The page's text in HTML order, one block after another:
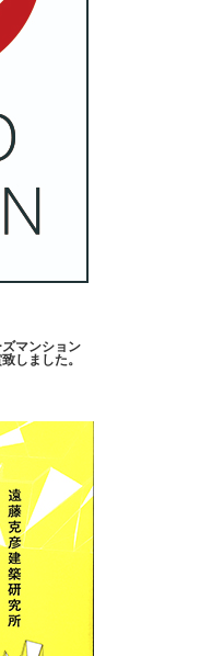
ズマンション
しました。